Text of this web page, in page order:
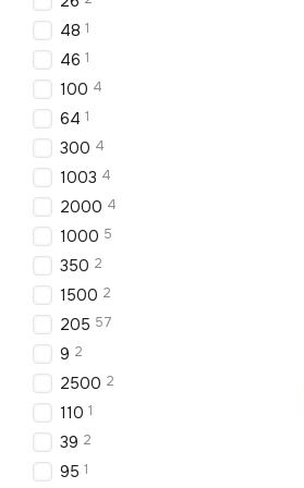
48 1
46 1
100 4
64 1
300 4
1003 4
2000 4
1000 5
350 2
1500 2
205 57
9 2
2500 2
110 1
39 2
95 1